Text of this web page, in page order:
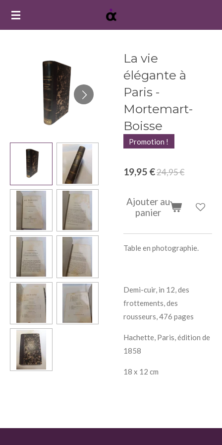
Passer
La vie
élégante à
Paris -
Mortemart-
Boisse
Promotion !
19,95 €24,95 €
Ajouter au
panier
Table en photographie.
Demi-cuir, in 12, des
frottements, des
rousseurs, 476 pages
Hachette, Paris, édition de
1858
18 x 12 cm